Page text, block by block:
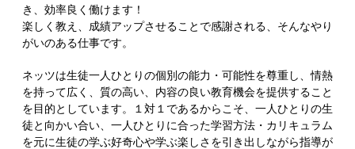
き、効率良く働けます！
楽しく教え、成績アップさせることで感謝される、そんなやり
がいのある仕事です。
ネッツは生徒一人ひとりの個別の能力・可能性を尊重し、情熱
を持って広く、質の高い、内容の良い教育機会を提供すること
を目的としています。１対１であるからこそ、一人ひとりの生
徒と向かい合い、一人ひとりに合った学習方法・カリキュラム
を元に生徒の学ぶ好奇心や学ぶ楽しさを引き出しながら指導が